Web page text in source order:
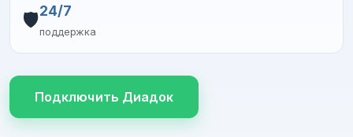
🛡️24/7
поддержка
Подключить Диадок